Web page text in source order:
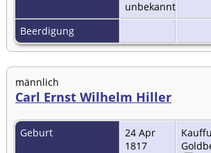
unbekannt
Beerdigung
männlich
Carl Ernst Wilhelm Hiller
Geburt
24 Apr
1817